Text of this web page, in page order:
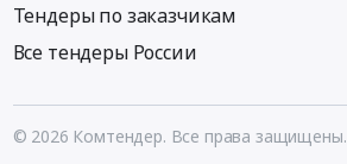
Тендеры по заказчикам
Все тендеры России
© 2026 Комтендер. Все права защищены.